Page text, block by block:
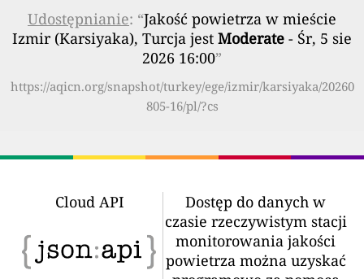
Udostępnianie: “Jakość powietrza w mieście
Izmir (Karsiyaka), Turcja jest Moderate - Śr, 5 sie
2026 16:00”
https://aqicn.org/snapshot/turkey/ege/izmir/karsiyaka/20260
805-16/pl/?cs
Cloud API
Dostęp do danych w
czasie rzeczywistym stacji
monitorowania jakości
powietrza można uzyskać